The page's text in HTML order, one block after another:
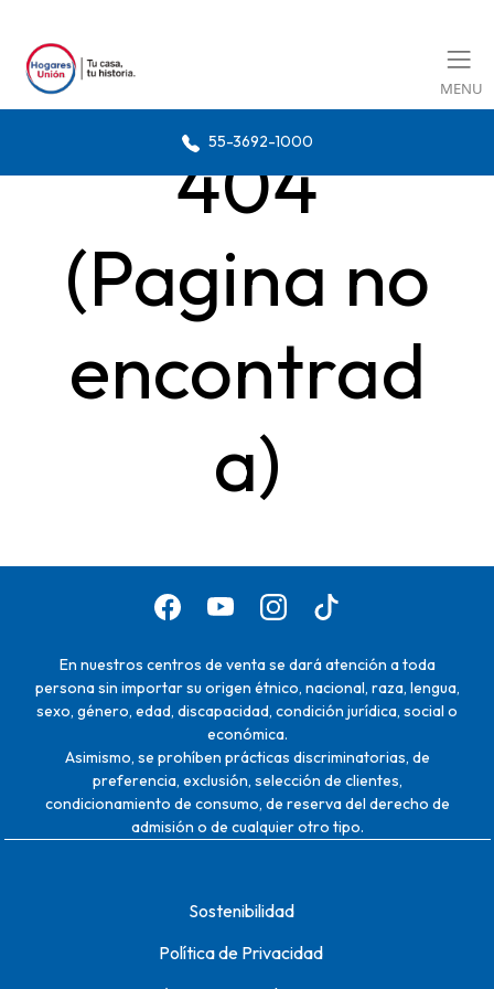
MENU
55-3692-1000
404
(Pagina no
encontrad
a)
En nuestros centros de venta se dará atención a toda
persona sin importar su origen étnico, nacional, raza, lengua,
sexo, género, edad, discapacidad, condición jurídica, social o
económica.
Asimismo, se prohíben prácticas discriminatorias, de
preferencia, exclusión, selección de clientes,
condicionamiento de consumo, de reserva del derecho de
admisión o de cualquier otro tipo.
Sostenibilidad
Política de Privacidad